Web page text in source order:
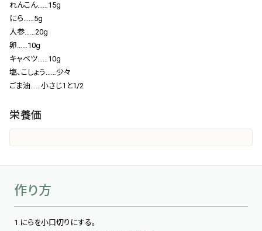
お問い合わせ
れんこん……15g
にら……5g
人参……20g
卵……10g
キャベツ……10g
塩、こしょう……少々
ごま油……小さじ1と1/2
栄養価
作り方
1.にらを小口切りにする。